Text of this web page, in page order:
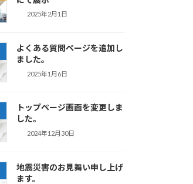
2025年2月1日
よくある質問ページを追加し
ました。
2025年1月6日
トップページ画面を変更しま
した。
2024年12月30日
地震災害のお見舞い申し上げ
ます。